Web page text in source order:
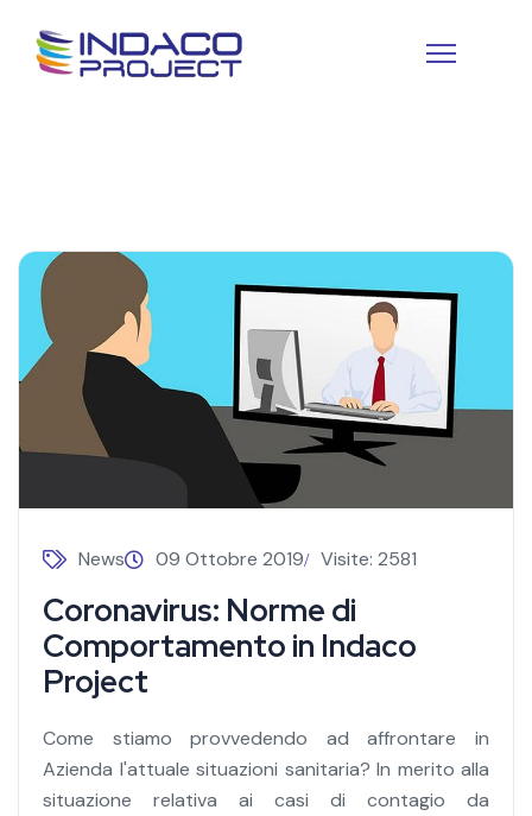
Coronavirus: Norme di
Comportamento in Indaco
Project
News 09 Ottobre 2019 Visite: 2581
Come stiamo provvedendo ad affrontare in
Azienda l'attuale situazioni sanitaria? In merito alla
situazione relativa ai casi di contagio da